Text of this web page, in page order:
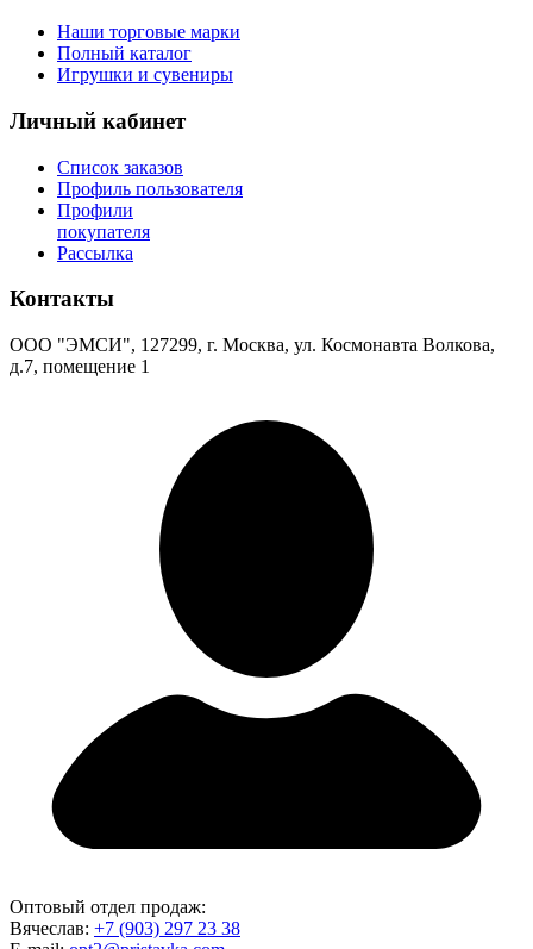
Наши торговые марки
Полный каталог
Игрушки и сувениры
Личный кабинет
Список заказов
Профиль пользователя
Профили
покупателя
Рассылка
Контакты
ООО "ЭМСИ", 127299, г. Москва, ул. Космонавта Волкова,
д.7, помещение 1
Оптовый отдел продаж:
Вячеслав: +7 (903) 297 23 38